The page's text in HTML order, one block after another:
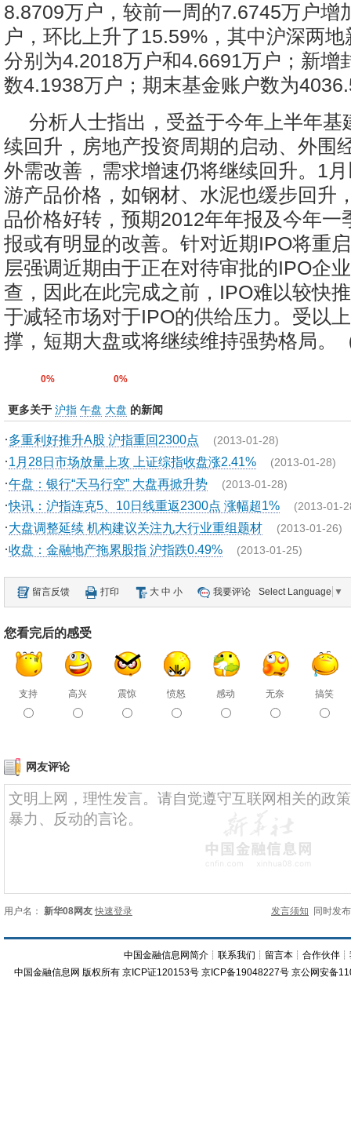
8.8709万户，较前一周的7.6745万户增
户，环比上升了15.59%，其中沪深两
分别为4.2018万户和4.6691万户；新增
数4.1938万户；期末基金账户数为
分析人士指出，受益于今年上半年基
续回升，房地产投资周期的启动、外围
外需改善，需求增速仍将继续回升。1
游产品价格，如钢材、水泥也缓步回升
品价格好转，预期2012年年报及今年一
报或有明显的改善。针对近期IPO将重
层强调近期由于正在对待审批的IPO企
查，因此在此完成之前，IPO难以较快
于减轻市场对于IPO的供给压力。受以
撑，短期大盘或将继续维持强势格局。
0% 0%
更多关于 沪指 午盘 大盘 的新闻
·多重利好推升A股 沪指重回2300点 (2013-01-28)
·1月28日市场放量上攻 上证综指收盘涨2.41% (2013-01-28)
·午盘：银行“天马行空” 大盘再掀升势 (2013-01-28)
·快讯：沪指连克5、10日线重返2300点 涨幅超1% (2013-01-
·大盘调整延续 机构建议关注九大行业重组题材 (2013-01-26)
·收盘：金融地产拖累股指 沪指跌0.49% (2013-01-25)
留言反馈 打印 大 中 小 我要评论 Select Language ▼
您看完后的感受
支持 高兴 震惊 愤怒 感动 无奈 搞笑
网友评论
用户名： 新华08网友 快速登录 发言须知 同时发
中国金融信息网简介 ┊联系我们 ┊ 留言本 ┊合作伙伴 ┊
中国金融信息网 版权所有 京ICP证120153号 京ICP备19048227号 京公网安备